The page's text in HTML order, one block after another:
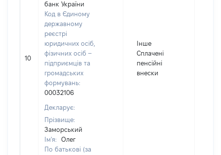
10
банк України
Код в Єдиному
державному
реєстрі
юридичних осіб,
фізичних осіб –
підприємців та
громадських
формувань:
00032106
Декларує:
Прізвище:
Заморський
Ім'я:
Олег
По батькові (за
Інше
Сплачені
пенсійні
внески